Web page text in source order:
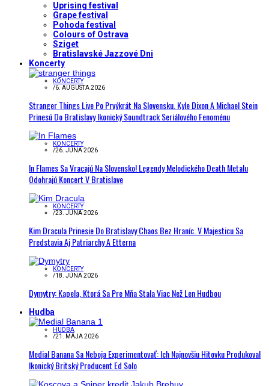
Uprising festival
Grape festival
Pohoda festival
Colours of Ostrava
Sziget
Bratislavské Jazzové Dni
Koncerty
KONCERTY
/6. AUGUSTA 2026
Stranger Things Live Po Prvýkrát Na Slovensku. Kyle Dixon A Michael Stein
Prinesú Do Bratislavy Ikonický Soundtrack Seriálového Fenoménu
KONCERTY
/26. JÚNA 2026
In Flames Sa Vracajú Na Slovensko! Legendy Melodického Death Metalu
Odohrajú Koncert V Bratislave
KONCERTY
/23. JÚNA 2026
Kim Dracula Prinesie Do Bratislavy Chaos Bez Hraníc. V Majesticu Sa
Predstavia Aj Patriarchy A Etterna
KONCERTY
/18. JÚNA 2026
Dymytry: Kapela, Ktorá Sa Pre Mňa Stala Viac Než Len Hudbou
Hudba
HUDBA
/21. MÁJA 2026
Medial Banana Sa Neboja Experimentovať: Ich Najnovšiu Hitovku Produkoval
Ikonický Britský Producent Ed Solo